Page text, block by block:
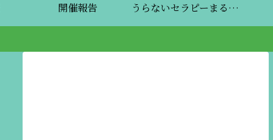
開催報告 うらないセラピーまるしぇ